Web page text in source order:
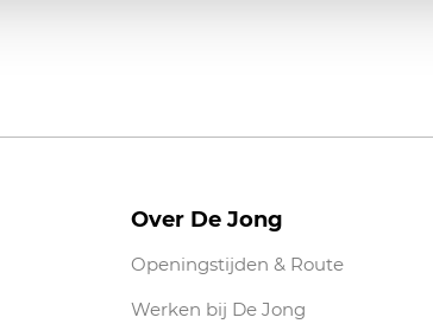
Over De Jong
Openingstijden & Route
Werken bij De Jong